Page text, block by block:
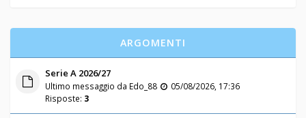
ARGOMENTI
Serie A 2026/27
Ultimo messaggio da Edo_88
05/08/2026, 17:36
Risposte: 3